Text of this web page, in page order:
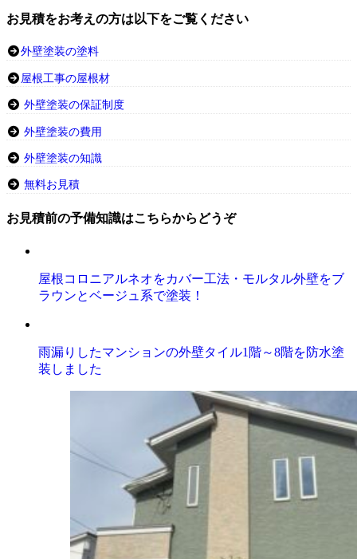
お見積をお考えの方は以下をご覧ください
外壁塗装の塗料
屋根工事の屋根材
外壁塗装の保証制度
外壁塗装の費用
外壁塗装の知識
無料お見積
お見積前の予備知識はこちらからどうぞ
屋根コロニアルネオをカバー工法・モルタル外壁をブ
ラウンとベージュ系で塗装！
雨漏りしたマンションの外壁タイル1階～8階を防水塗
装しました